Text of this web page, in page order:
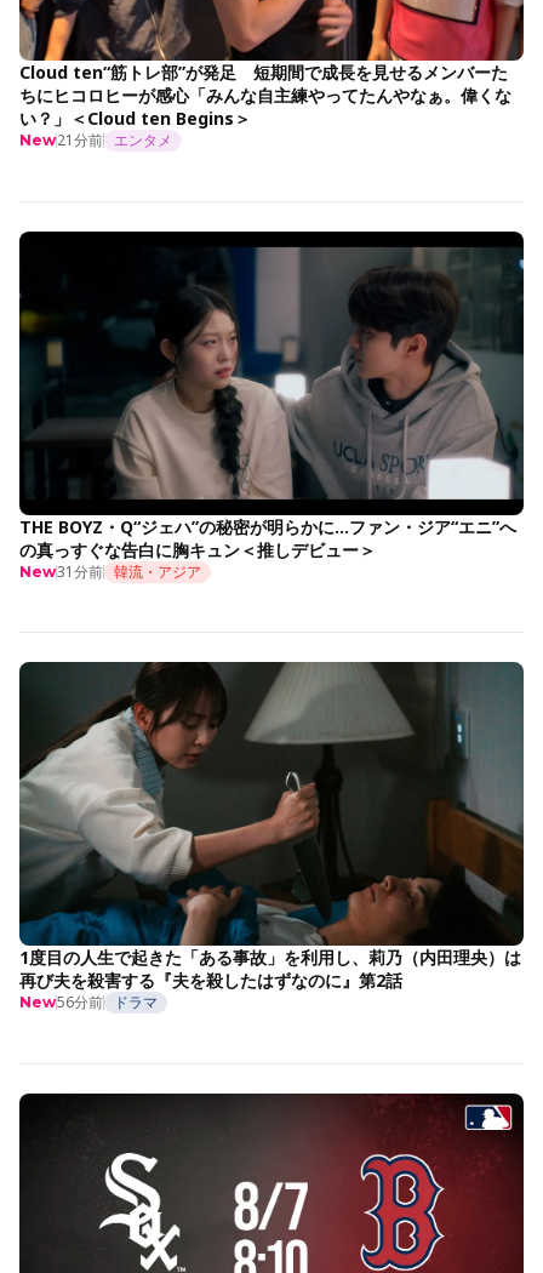
Cloud ten“筋トレ部”が発足 短期間で成長を見せるメンバーた
ちにヒコロヒーが感心「みんな自主練やってたんやなぁ。偉くな
い？」＜Cloud ten Begins＞
New21分前 エンタメ
THE BOYZ・Q“ジェハ”の秘密が明らかに…ファン・ジア“エニ”へ
の真っすぐな告白に胸キュン＜推しデビュー＞
New31分前 韓流・アジア
1度目の人生で起きた「ある事故」を利用し、莉乃（内田理央）は
再び夫を殺害する『夫を殺したはずなのに』第2話
New56分前 ドラマ